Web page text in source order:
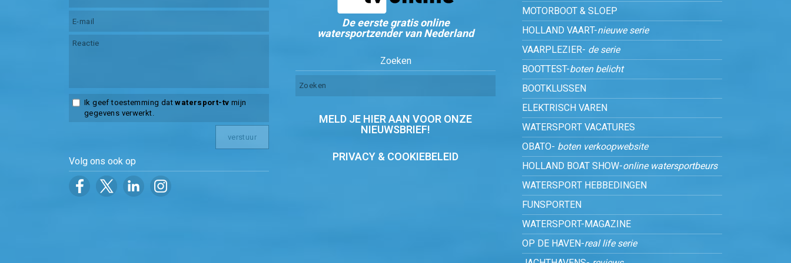
Ik geef toestemming datwatersport-tv mijn
gegevens verwerkt.
Volg ons ook op
De eerste gratis online
watersportzender van Nederland
Zoeken
MELD JE HIER AAN VOOR ONZE
NIEUWSBRIEF!
PRIVACY & COOKIEBELEID
MOTORBOOT & SLOEP
HOLLAND VAART-nieuwe serie
VAARPLEZIER- de serie
BOOTTEST-boten belicht
BOOTKLUSSEN
ELEKTRISCH VAREN
WATERSPORT VACATURES
OBATO- boten verkoopwebsite
HOLLAND BOAT SHOW-online watersportbeurs
WATERSPORT HEBBEDINGEN
FUNSPORTEN
WATERSPORT-MAGAZINE
OP DE HAVEN-real life serie